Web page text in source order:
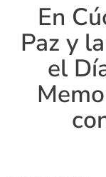
En
Paz y
el